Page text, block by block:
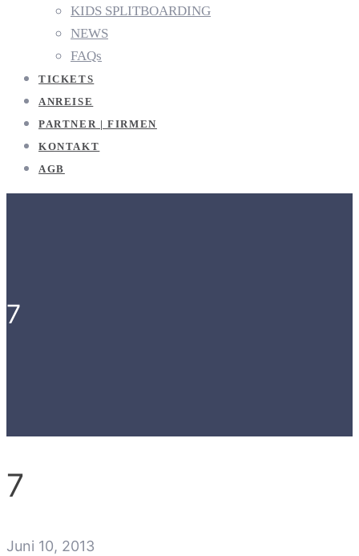
KIDS SPLITBOARDING
NEWS
FAQs
TICKETS
ANREISE
PARTNER | FIRMEN
KONTAKT
AGB
7
7
Juni 10, 2013